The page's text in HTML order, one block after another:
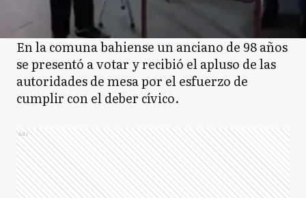
En la comuna bahiense un anciano de 98 años
se presentó a votar y recibió el apluso de las
autoridades de mesa por el esfuerzo de
cumplir con el deber cívico.
Ads